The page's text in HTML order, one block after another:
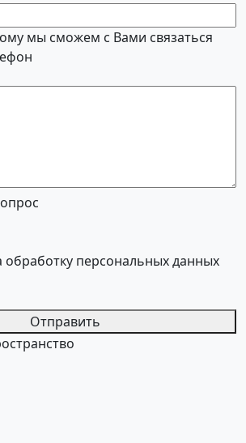
мы сможем с Вами связаться
персональных данных
Отправить